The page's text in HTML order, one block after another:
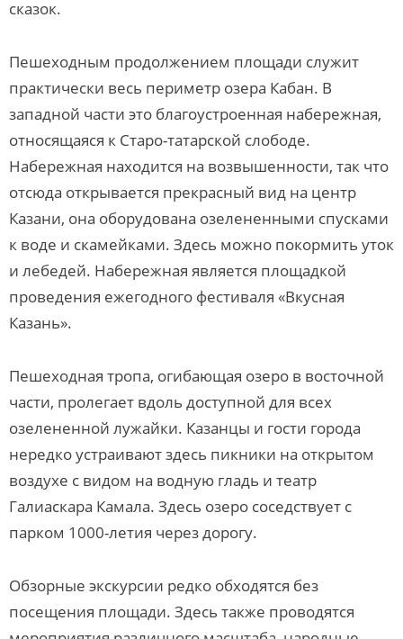
сказок.
Пешеходным продолжением площади служит
практически весь периметр озера Кабан. В
западной части это благоустроенная набережная,
относящаяся к Старо-татарской слободе.
Набережная находится на возвышенности, так что
отсюда открывается прекрасный вид на центр
Казани, она оборудована озелененными спусками
к воде и скамейками. Здесь можно покормить уток
и лебедей. Набережная является площадкой
проведения ежегодного фестиваля «Вкусная
Казань».
Пешеходная тропа, огибающая озеро в восточной
части, пролегает вдоль доступной для всех
озелененной лужайки. Казанцы и гости города
нередко устраивают здесь пикники на открытом
воздухе с видом на водную гладь и театр
Галиаскара Камала. Здесь озеро соседствует с
парком 1000-летия через дорогу.
Обзорные экскурсии редко обходятся без
посещения площади. Здесь также проводятся